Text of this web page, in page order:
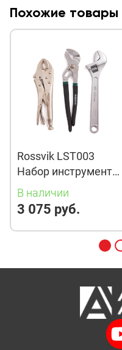
Похожие товары
Rossvik LST003
Набор инструмента
ROSSVIK (ШГИ),
ложемент, 3
предмета
В наличии
3 075 руб.